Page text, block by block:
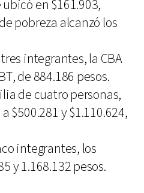
en $161.903,
pobreza alcanzó los
integrantes, la CBA
de 884.186 pesos.
de cuatro personas,
$500.281 y $1.110.624,
integrantes, los
y 1.168.132 pesos.